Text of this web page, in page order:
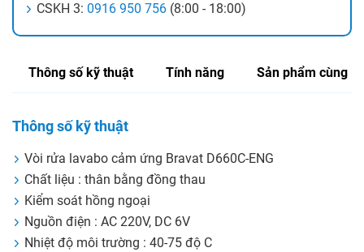
CSKH 3: 0916 950 756 (8:00 - 18:00)
Thông số kỹ thuật Tính năng Sản phẩm cùng
Thông số kỹ thuật
Vòi rửa lavabo cảm ứng Bravat D660C-ENG
Chất liệu : thân bằng đồng thau
Kiểm soát hồng ngoại
Nguồn điện : AC 220V, DC 6V
Nhiệt độ môi trường : 40-75 độ C